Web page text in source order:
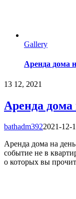
Gallery
Аренда дома
13 12, 2021
Аренда дома
bathadm3922021-12-
Аренда дома на
событие не в
о которых вы